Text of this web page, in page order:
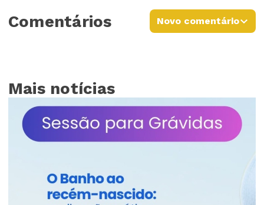
Comentários Novo comentário
Mais notícias